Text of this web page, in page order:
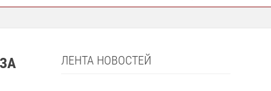
ЛЕНТА НОВОСТЕЙ